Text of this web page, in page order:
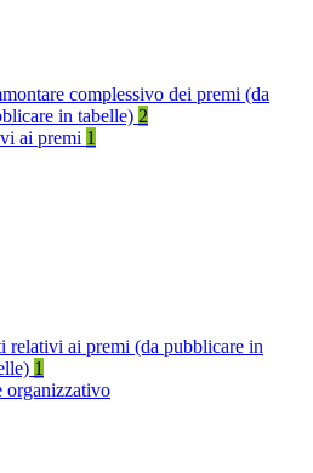
complessivo dei premi (da
in tabelle) 2
ai premi 1
relativi ai premi (da pubblicare in
1
organizzativo